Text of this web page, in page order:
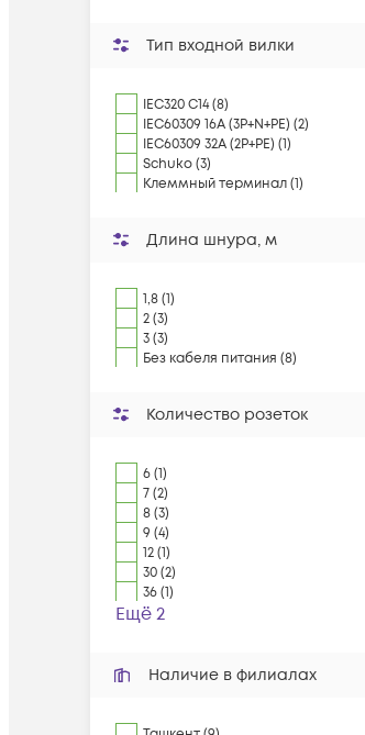
Тип входной вилки
IEC320 C14 (8)
IEC60309 16A (3P+N+PE) (2)
IEC60309 32A (2P+PE) (1)
Schuko (3)
Клеммный терминал (1)
Длина шнура, м
1,8 (1)
2 (3)
3 (3)
Без кабеля питания (8)
Количество розеток
6 (1)
7 (2)
8 (3)
9 (4)
12 (1)
30 (2)
36 (1)
Ещё 2
Наличие в филиалах